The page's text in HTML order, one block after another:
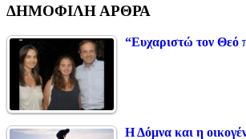
ΔΗΜΟΦΙΛΗ ΑΡΘΡΑ
“Ευχαριστώ τον Θεό
Η Δόμνα και η